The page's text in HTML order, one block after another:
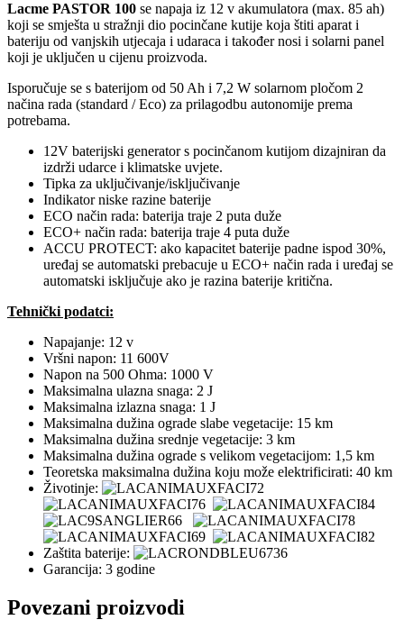
Lacme PASTOR 100 se napaja iz 12 v akumulatora (max. 85 ah)
koji se smješta u stražnji dio pocinčane kutije koja štiti aparat i
bateriju od vanjskih utjecaja i udaraca i također nosi i solarni panel
koji je uključen u cijenu proizvoda.
Isporučuje se s baterijom od 50 Ah i 7,2 W solarnom pločom 2
načina rada (standard / Eco) za prilagodbu autonomije prema
potrebama.
12V baterijski generator s pocinčanom kutijom dizajniran da
izdrži udarce i klimatske uvjete.
Tipka za uključivanje/isključivanje
Indikator niske razine baterije
ECO način rada: baterija traje 2 puta duže
ECO+ način rada: baterija traje 4 puta duže
ACCU PROTECT: ako kapacitet baterije padne ispod 30%,
uređaj se automatski prebacuje u ECO+ način rada i uređaj se
automatski isključuje ako je razina baterije kritična.
Tehnički podatci:
Napajanje: 12 v
Vršni napon: 11 600V
Napon na 500 Ohma: 1000 V
Maksimalna ulazna snaga: 2 J
Maksimalna izlazna snaga: 1 J
Maksimalna dužina ograde slabe vegetacije: 15 km
Maksimalna dužina srednje vegetacije: 3 km
Maksimalna dužina ograde s velikom vegetacijom: 1,5 km
Teoretska maksimalna dužina koju može elektrificirati: 40 km
Životinje:
Zaštita baterije:
Garancija: 3 godine
Povezani proizvodi